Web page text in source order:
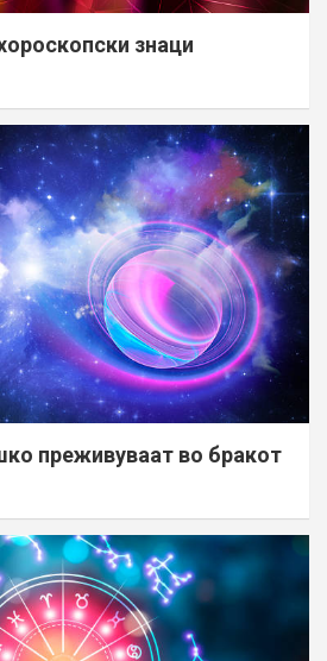
знаци
преживуваат во бракот